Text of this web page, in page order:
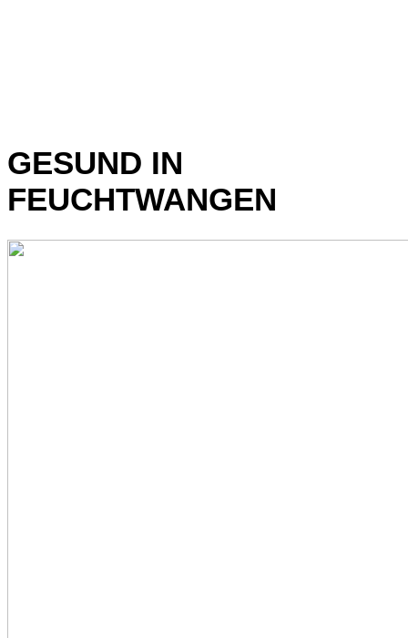
GESUND IN
FEUCHTWANGEN